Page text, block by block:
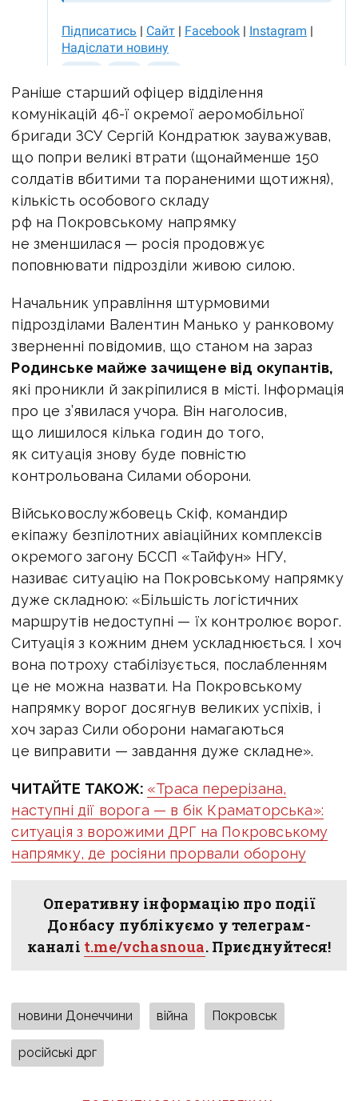
Раніше старший офіцер відділення
комунікацій 46-ї окремої аеромобільної
бригади ЗСУ Сергій Кондратюк зауважував,
що попри великі втрати (щонайменше 150
солдатів вбитими та пораненими щотижня),
кількість особового складу
рф на Покровському напрямку
не зменшилася — росія продовжує
поповнювати підрозділи живою силою.
Начальник управління штурмовими
підрозділами Валентин Манько у ранковому
зверненні повідомив, що станом на зараз
Родинське майже зачищене від окупантів,
які проникли й закріпилися в місті. Інформація
про це з’явилася учора. Він наголосив,
що лишилося кілька годин до того,
як ситуація знову буде повністю
контрольована Силами оборони.
Військовослужбовець Скіф, командир
екіпажу безпілотних авіаційних комплексів
окремого загону БССП «Тайфун» НГУ,
називає ситуацію на Покровському напрямку
дуже складною: «Більшість логістичних
маршрутів недоступні — їх контролює ворог.
Ситуація з кожним днем ускладнюється. І хоч
вона потроху стабілізується, послабленням
це не можна назвати. На Покровському
напрямку ворог досягнув великих успіхів, і
хоч зараз Сили оборони намагаються
це виправити — завдання дуже складне».
ЧИТАЙТЕ ТАКОЖ: «Траса перерізана,
наступні дії ворога — в бік Краматорська»:
ситуація з ворожими ДРГ на Покровському
напрямку, де росіяни прорвали оборону
Оперативну інформацію про події
Донбасу публікуємо у телеграм-
каналі t.me/vchasnoua. Приєднуйтеся!
новини Донеччини війна Покровськ
російські дрг